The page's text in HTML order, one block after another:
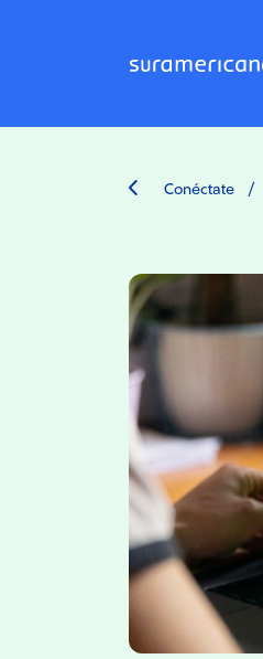
Conéctate /